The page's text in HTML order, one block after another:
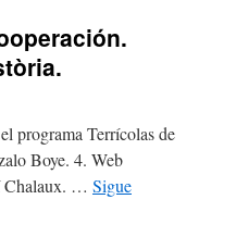
programa Terrícolas de
Boye. 4. Web
Chalaux. … Sigue